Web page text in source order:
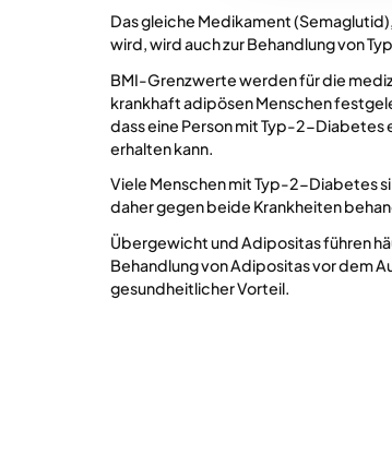
Das gleiche Medikament
wird, wird auch zur Behandlung von
BMI-Grenzwerte werden für die
krankhaft adipösen Menschen
dass eine Person mit Typ-2-Diabetes
erhalten kann.
Viele Menschen mit Typ-2-Diabetes
daher gegen beide Krankheiten
Übergewicht und Adipositas führen
Behandlung von Adipositas vor dem
gesundheitlicher Vorteil.